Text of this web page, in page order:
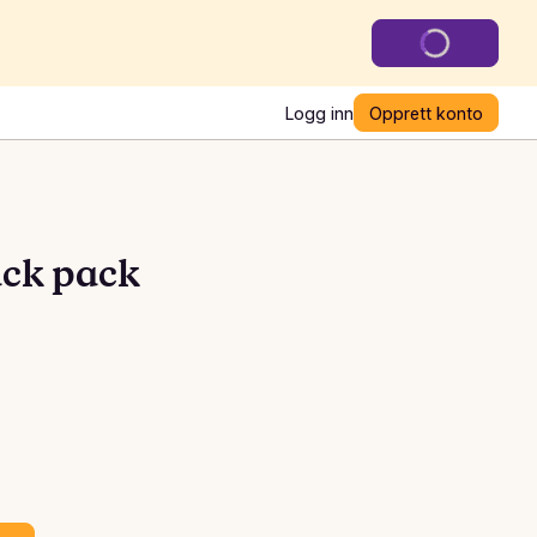
Logg inn Opprett konto
pack